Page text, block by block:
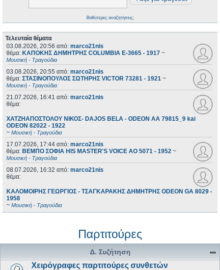
Βαθύτερες αναζητήσεις;
Τελευταία θέματα
03.08.2026, 20:56 από: marco21nis
θέμα: ΚΑΠΟΚΗΣ ΔΗΜΗΤΡΗΣ COLUMBIA E-3665 - 1917 ~
Μουσική - Τραγούδια
03.08.2026, 20:55 από: marco21nis
θέμα: ΣΤΑΣΙΝΟΠΟΥΛΟΣ ΣΩΤΗΡΗΣ VICTOR 73281 - 1921 ~
Μουσική - Τραγούδια
21.07.2026, 16:41 από: marco21nis
θέμα:
ΧΑΤΖΗΑΠΟΣΤΟΛΟΥ ΝΙΚΟΣ- DAJOS BELA - ODEON AA 79815_9 kai
ODEON 82022 - 1922
~ Μουσική - Τραγούδια
17.07.2026, 17:44 από: marco21nis
θέμα: ΒΕΜΠΟ ΣΟΦΙΑ HIS MASTER'S VOICE AO 5071 - 1952 ~
Μουσική - Τραγούδια
08.07.2026, 16:32 από: marco21nis
θέμα:
ΚΑΛΟΜΟΙΡΗΣ ΓΕΩΡΓΙΟΣ - ΤΣΑΓΚΑΡΑΚΗΣ ΔΗΜΗΤΡΗΣ ODEON GA 8029 -
1958
~ Μουσική - Τραγούδια
Παρτιτούρες
Δ. Συζήτηση
Χειρόγραφες παρτιτούρες συνθετών